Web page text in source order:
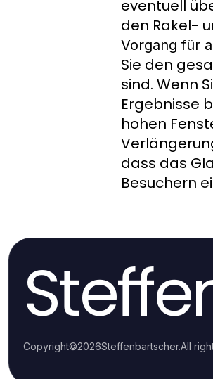
eventuell
den Rakel-
Vorgang für
Sie den
sind. Wenn
Ergebnisse
hohen
dass das
Besuchern
Copyright©2026Steffenbartscher.All